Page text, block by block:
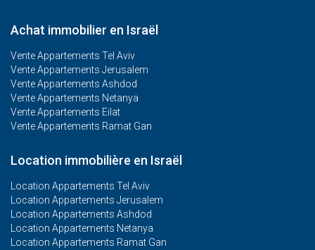
Achat immobilier en Israël
Vente Appartements Tel Aviv
Vente Appartements Jerusalem
Vente Appartements Ashdod
Vente Appartements Netanya
Vente Appartements Eilat
Vente Appartements Ramat Gan
Location immobilière en Israël
Location Appartements Tel Aviv
Location Appartements Jerusalem
Location Appartements Ashdod
Location Appartements Netanya
Location Appartements Ramat Gan